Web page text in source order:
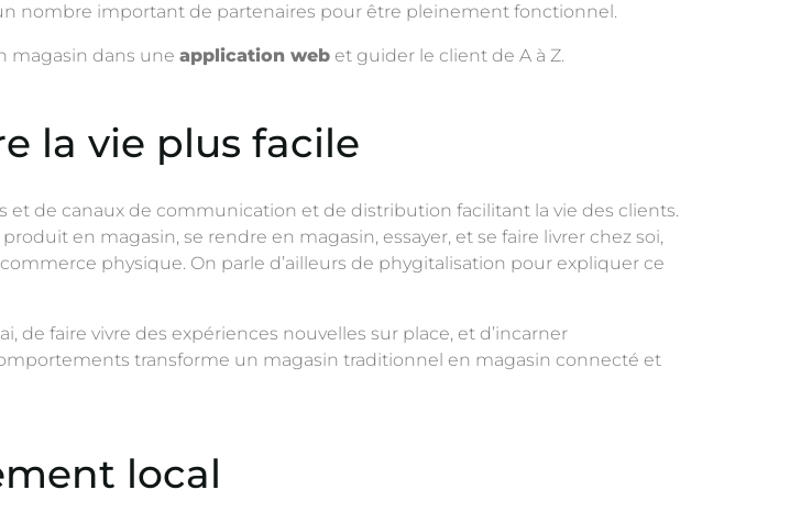
nombre important de partenaires pour être pleinement fonctionnel.
magasin dans une application web et guider le client de A à Z.
la vie plus facile
et de canaux de communication et de distribution facilitant la vie des clients.
en magasin, se rendre en magasin, essayer, et se faire livrer chez soi,
physique. On parle d’ailleurs de phygitalisation pour expliquer ce
faire vivre des expériences nouvelles sur place, et d’incarner
transforme un magasin traditionnel en magasin connecté et
local